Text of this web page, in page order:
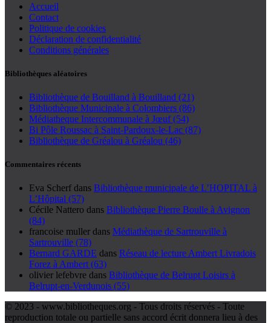
Accueil
Contact
Politique de cookies
Déclaration de confidentialité
Conditions générales
Bibliothèques aléatoires
Bibliothèque de Bouilland à Bouilland (21)
Bibliothèque Municipale à Colombiers (86)
Médiatheque Intercommunale à Jœuf (54)
Bi Pôle Roussac à Saint-Pardoux-le-Lac (87)
Bibliothèque de Gréalou à Gréalou (46)
Commentaires récents
Eva Scherf dans Bibliothèque municipale de L’HOPITAL à
L’Hôpital (57)
Cécile Nattero dans Bibliothèque Pierre Boulle à Avignon
(84)
francoise muller dans Médiathèque de Sartrouville à
Sartrouville (78)
Bernard GARDE dans Réseau de lecture Ambert Livradois
Forez à Ambert (63)
olivier lefebvre dans Bibliothèque de Belrupt Loisirs à
Belrupt-en-Verdunois (55)
© 2023 - www.bibliotheques.org - Tous droits réservés - Toute
reproduction totale ou partielle sans accord écrit donnera lieu à des